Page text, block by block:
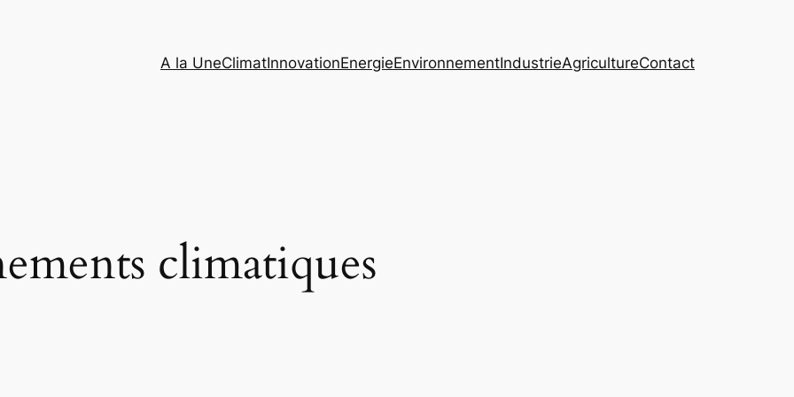
A la UneClimatInnovationEnergieEnvironnementIndustrieAgricultureContact
climatiques